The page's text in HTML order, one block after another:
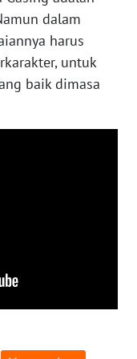
dalam
harus
untuk
baik dimasa